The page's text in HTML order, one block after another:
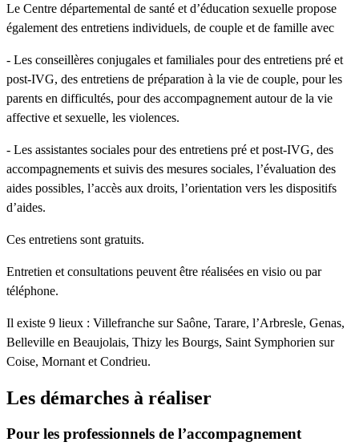
Le Centre départemental de santé et d’éducation sexuelle propose
également des entretiens individuels, de couple et de famille avec
- Les conseillères conjugales et familiales pour des entretiens pré et
post-IVG, des entretiens de préparation à la vie de couple, pour les
parents en difficultés, pour des accompagnement autour de la vie
affective et sexuelle, les violences.
- Les assistantes sociales pour des entretiens pré et post-IVG, des
accompagnements et suivis des mesures sociales, l’évaluation des
aides possibles, l’accès aux droits, l’orientation vers les dispositifs
d’aides.
Ces entretiens sont gratuits.
Entretien et consultations peuvent être réalisées en visio ou par
téléphone.
Il existe 9 lieux : Villefranche sur Saône, Tarare, l’Arbresle, Genas,
Belleville en Beaujolais, Thizy les Bourgs, Saint Symphorien sur
Coise, Mornant et Condrieu.
Les démarches à réaliser
Pour les professionnels de l’accompagnement